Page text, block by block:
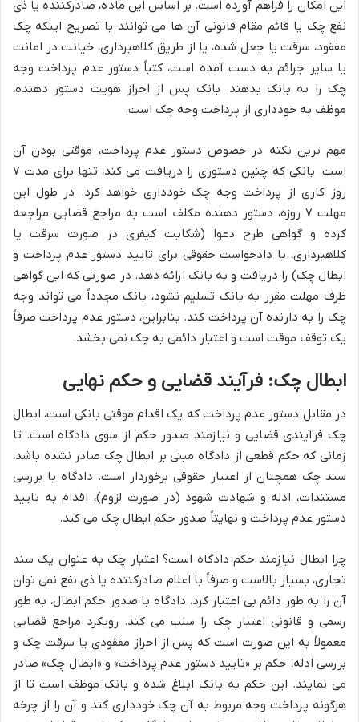
این امکان را فراهم آورده است. بر اساس این ماده، صادرکننده یا ذی
نفع چک یا قائم مقام قانونی آن ها می توانند با تصریح اینکه چک
مفقود، سرقت یا جعل شده، یا از طریق کلاهبرداری، خیانت در امانت
یا سایر جرائم به دست آمده است، کتباً دستور عدم پرداخت وجه
چک را به بانک بدهند. بانک پس از احراز هویت دستور دهنده،
موظف به خودداری از پرداخت وجه چک است.
مهم ترین نکته در خصوص دستور عدم پرداخت، موقتی بودن آن
است. بانکی که چنین دستوری را دریافت می کند، تنها برای مدت ۷
روز کاری از پرداخت وجه چک خودداری خواهد کرد. در طول این
مهلت ۷ روزه، دستور دهنده مکلف است به مراجع قضایی مراجعه
کرده و گواهی طرح دعوا (شکایت کیفری در صورت سرقت یا
کلاهبرداری، یا دادخواست حقوقی برای تایید دستور عدم پرداخت و
ابطال چک) را دریافت و به بانک ارائه دهد. در صورتی که این گواهی
ظرف مهلت مقرر به بانک تسلیم نشود، بانک مجدداً می تواند وجه
چک را به دارنده آن پرداخت کند. بنابراین، دستور عدم پرداخت صرفاً
یک توقف موقت است و اعتبار دائمی به چک نمی بخشد.
ابطال چک: فرآیند قضایی و حکم نهایی
در مقابل دستور عدم پرداخت که یک اقدام موقتی بانکی است، ابطال
چک فرآیندی قضایی و نیازمند صدور حکم از سوی دادگاه است. تا
زمانی که حکم قطعی از دادگاه مبنی بر ابطال چک صادر نشده باشد،
سند چک همچنان از اعتبار حقوقی برخوردار است. دادگاه با بررسی
مستندات، ادله و شهادت شهود (در صورت لزوم)، اقدام به تایید
دستور عدم پرداخت و نهایتاً صدور حکم ابطال چک می کند.
چرا ابطال نیازمند حکم دادگاه است؟ اعتبار چک به عنوان یک سند
تجاری، بسیار بالاست و صرفاً با اعلام صادرکننده یا ذی نفع نمی توان
آن را به طور دائم بی اعتبار کرد. دادگاه با صدور حکم ابطال، به طور
رسمی و قانونی اعتبار چک را سلب می کند. رویکرد مراجع قضایی
معمولاً به این صورت است که پس از احراز مفقودی یا سرقت چک و
بررسی ادله، حکم بر «تایید دستور عدم پرداخت» و «ابطال چک» صادر
می نمایند. این حکم به بانک ابلاغ شده و بانک موظف است تا از
هرگونه پرداخت وجه مربوط به آن چک خودداری کند و آن را از چرخه